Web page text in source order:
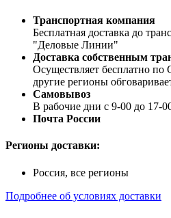
Транспортная компания
Бесплатная доставка до
"Деловые Линии"
Доставка собственным
Осуществляет бесплатно по
другие регионы
Самовывоз
В рабочие дни с 9-00 до 17-
Почта России
Регионы доставки:
Россия, все регионы
Подробнее об условиях доставки